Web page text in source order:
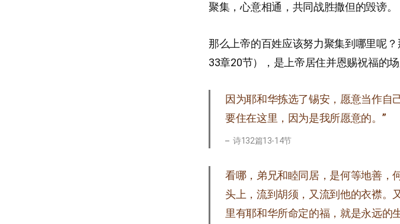
聚集，心意相通，共同战胜撒但的毁谤。
那么上帝的百姓应该努力聚集到哪里呢
33章20节），是上帝居住并恩赐祝福的场
因为耶和华拣选了锡安，愿意当作自
要住在这里，因为是我所愿意的。”
诗132篇13-14节
看哪，弟兄和睦同居，是何等地善，
头上，流到胡须，又流到他的衣襟。
里有耶和华所命定的福，就是永远的生